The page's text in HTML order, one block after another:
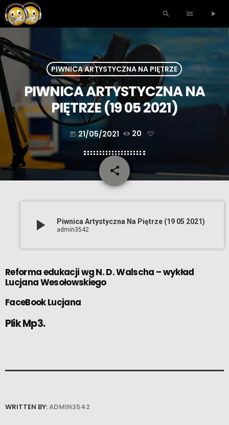
search menu play_arrow
PIWNICA ARTYSTYCZNA NA PIĘTRZE
PIWNICA ARTYSTYCZNA NA
PIĘTRZE (19 05 2021)
today 21/05/2021 20
share
email
play_arrow Piwnica Artystyczna Na Piętrze (19 05 2021)
admin3542
Reforma edukacji wg N. D. Walscha – wykład
Lucjana Wesołowskiego
FaceBook Lucjana
Plik Mp3.
WRITTEN BY:ADMIN3542